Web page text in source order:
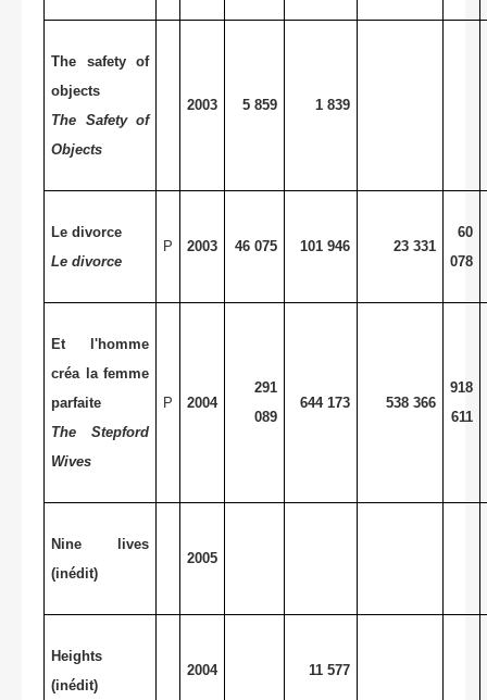
The safety of
objects
The Safety of
Objects
2003 5 859 1 839
Le divorce
Le divorce
P 2003 46 075 101 946 23 331
60
078
Et l'homme
créa la femme
parfaite
The Stepford
Wives
P 2004
291
089
644 173 538 366
918
611
Nine lives
(inédit)
2005
Heights
(inédit)
2004 11 577